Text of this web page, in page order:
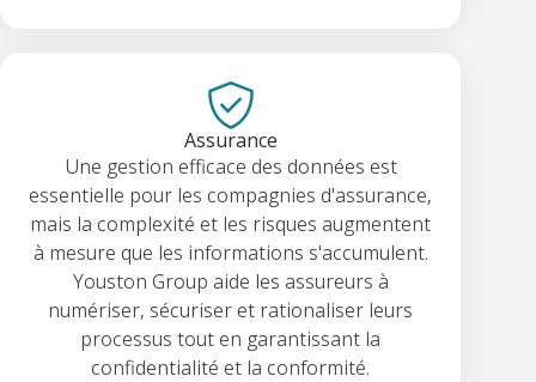
Assurance
Une gestion efficace des données est
essentielle pour les compagnies d'assurance,
mais la complexité et les risques augmentent
à mesure que les informations s'accumulent.
Youston Group aide les assureurs à
numériser, sécuriser et rationaliser leurs
processus tout en garantissant la
confidentialité et la conformité.